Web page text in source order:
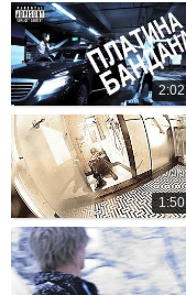
2:02
1:50